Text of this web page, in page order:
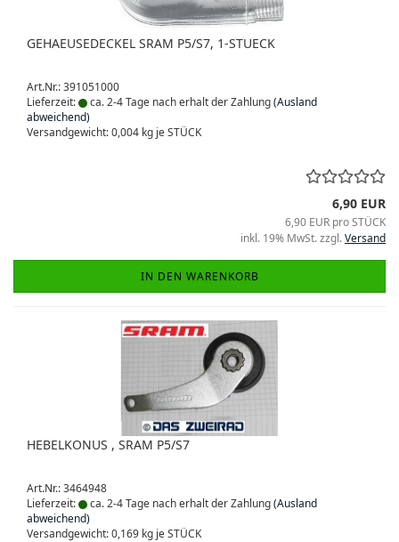
GEHAEUSEDECKEL SRAM P5/S7, 1-STUECK
Art.Nr.: 391051000
Lieferzeit:
ca. 2-4 Tage nach erhalt der Zahlung(Ausland
abweichend)
Versandgewicht:0,004 kg je STÜCK
6,90 EUR
6,90 EUR pro STÜCK
inkl. 19% MwSt. zzgl.Versand
IN DEN WARENKORB
HEBELKONUS , SRAM P5/S7
Art.Nr.: 3464948
Lieferzeit:
ca. 2-4 Tage nach erhalt der Zahlung(Ausland
abweichend)
Versandgewicht:0,169 kg je STÜCK